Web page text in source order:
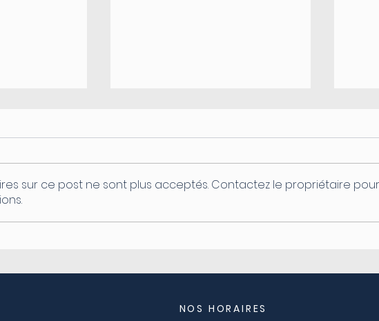
Coupure d'électricité le
sur ce post ne sont plus acceptés. Contactez le propriétaire pour
NOS HORAIRES